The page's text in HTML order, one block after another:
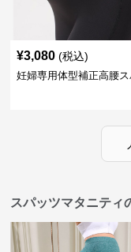
¥3,080 (税込)
妊婦専用体型補正高腰
スパッツマタニティ